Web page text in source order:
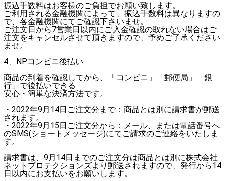
振込手数料はお客様のご負担でお願い致します。
ご利用される金融機関によって、振込手数料は異なりますの
で、各金融機関にてご確認下さいませ。
ご注文日から7営業日以内にご入金確認の取れない場合はご
注文をキャンセルさせて頂きますので、予めご了承ください
ませ。
4、NPコンビニ後払い
商品の到着を確認してから、「コンビニ」「郵便局」「銀
行」で後払いできる
安心・簡単な決済方法です。
・2022年9月14日ご注文分まで：商品とは別に請求書が郵送
されます。
・2022年9月15日ご注文分から：メール、または電話番号へ
のSMS(ショートメッセージ)にてご請求のご連絡をいたしま
す。
請求書は、9月14日までのご注文分は商品とは別に株式会社
ネットプロテクションズより郵送されますので、発行から14
日以内にお支払いをお願いします。